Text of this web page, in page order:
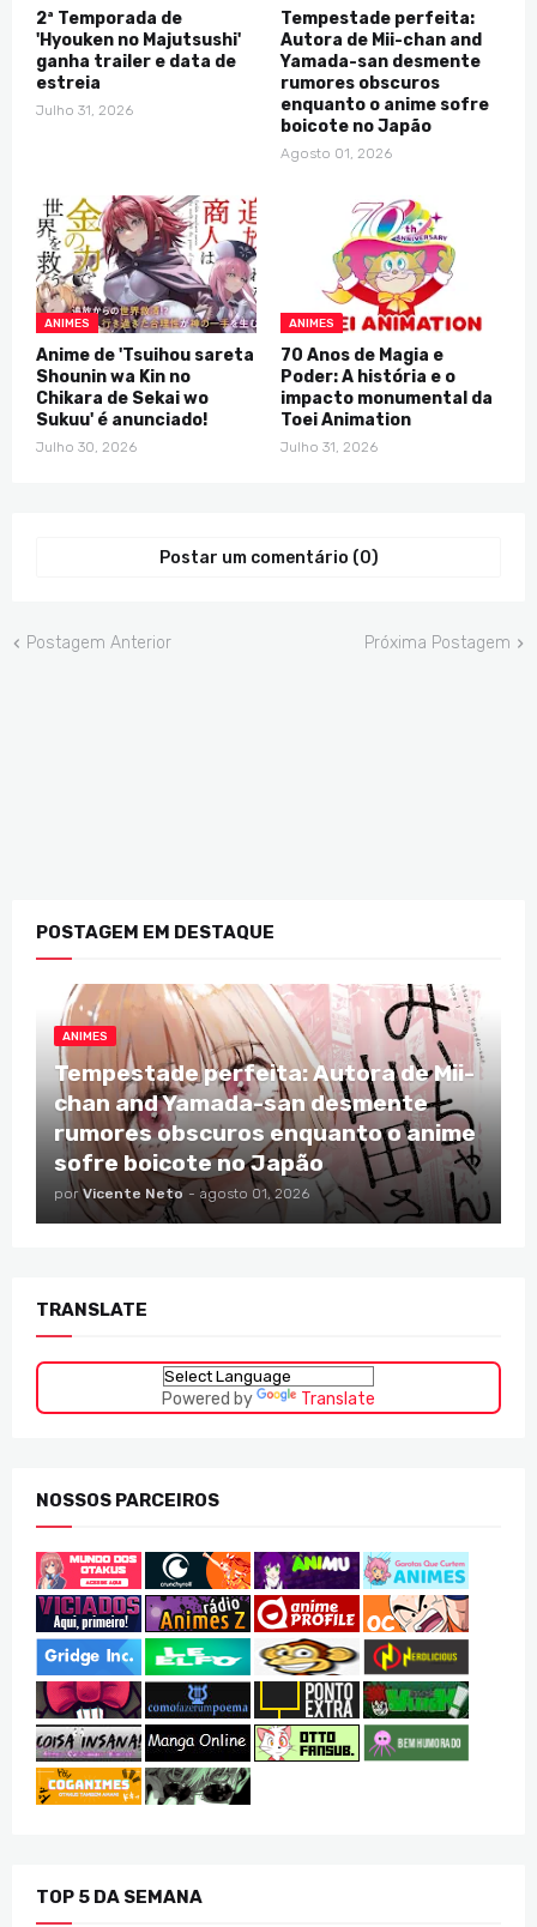
2ª Temporada de
'Hyouken no Majutsushi'
ganha trailer e data de
estreia
Julho 31, 2026
Tempestade perfeita:
Autora de Mii-chan and
Yamada-san desmente
rumores obscuros
enquanto o anime sofre
boicote no Japão
Agosto 01, 2026
ANIMES
Anime de 'Tsuihou sareta
Shounin wa Kin no
Chikara de Sekai wo
Sukuu' é anunciado!
Julho 30, 2026
ANIMES
70 Anos de Magia e
Poder: A história e o
impacto monumental da
Toei Animation
Julho 31, 2026
Postar um comentário (0)
Postagem Anterior Próxima Postagem
POSTAGEM EM DESTAQUE
ANIMES
Tempestade perfeita: Autora de Mii-
chan and Yamada-san desmente
rumores obscuros enquanto o anime
sofre boicote no Japão
por Vicente Neto - agosto 01, 2026
TRANSLATE
Powered by Translate
NOSSOS PARCEIROS
TOP 5 DA SEMANA